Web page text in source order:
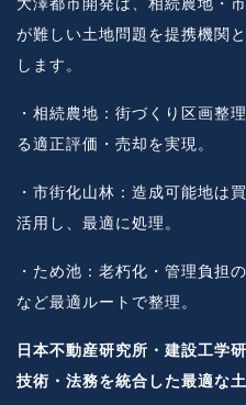
大澤都市開発は、相続農地・
が難しい土地問題を提携機関
します。
・相続農地：街づくり区画整
る適正評価・売却を実現。
・市街化山林：造成可能地は
活用し、最適に処理。
・ため池：老朽化・管理負担
など最適ルートで整理。
日本不動産研究所・建設工学
技術・法務を統合した最適な